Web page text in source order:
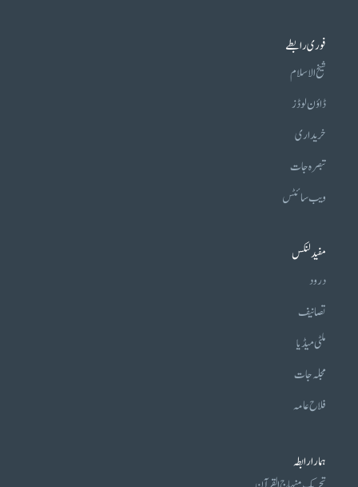
فوری رابطے
شیخ الاسلام
ڈاؤن لوڈز
خریداری
تبصرہ جات
ویب سائٹس
مفید لنکس
درود
تصانیف
ملٹی میڈیا
مجلہ جات
فلاح عامہ
ہمارا رابطہ